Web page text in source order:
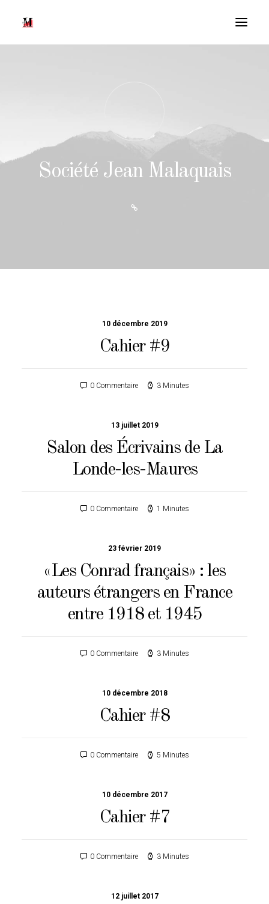
Société Jean Malaquais
10 décembre 2019
Cahier #9
0 Commentaire 3 Minutes
13 juillet 2019
Salon des Écrivains de La
Londe-les-Maures
0 Commentaire 1 Minutes
23 février 2019
«Les Conrad français» : les
auteurs étrangers en France
entre 1918 et 1945
0 Commentaire 3 Minutes
10 décembre 2018
Cahier #8
0 Commentaire 5 Minutes
10 décembre 2017
Cahier #7
0 Commentaire 3 Minutes
12 juillet 2017